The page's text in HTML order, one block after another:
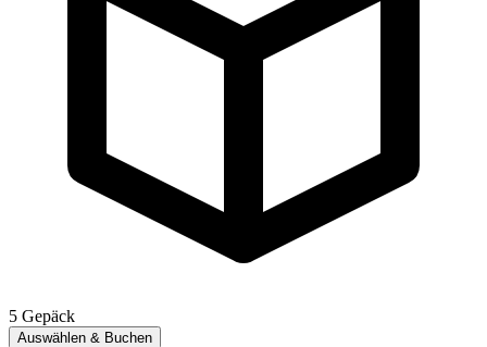
5 Gepäck
Auswählen & Buchen